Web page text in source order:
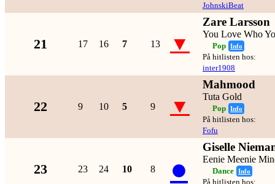
JohnskiBeat
21 17 16 7 13 ▼
Zare Larsson
You Love Who
Pop Info
På hitlisten hos:
inter1908
22 9 10 5 9 ▼
Mahmood
Tuta Gold
Pop Info
På hitlisten hos:
Fofu
23 23 24 10 8 ●
Giselle
Eenie Meenie
Dance Info
På hitlisten hos: